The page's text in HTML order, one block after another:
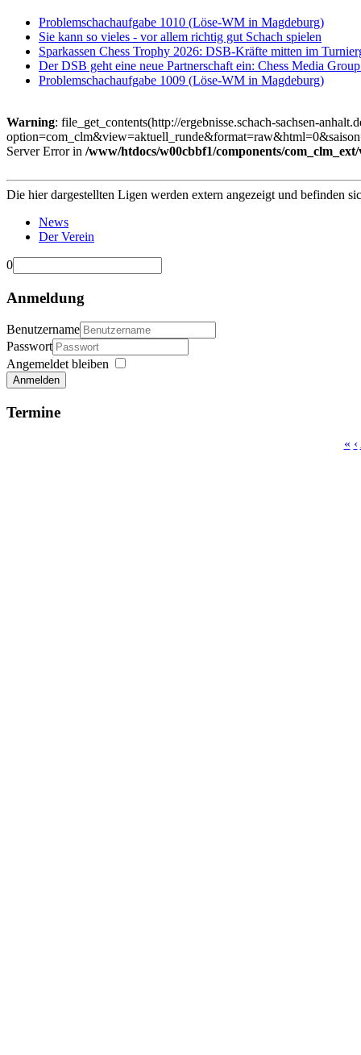
Problemschachaufgabe 1010 (Löse-WM in Magdeburg)
Sie kann so vieles - vor allem richtig gut Schach spielen
Sparkassen Chess Trophy 2026: DSB-Kräfte mitten im
Der DSB geht eine neue Partnerschaft ein: Chess Media
Problemschachaufgabe 1009 (Löse-WM in Magdeburg)
Warning: file_get_contents(http://ergebnisse.schach-sachsen-
Server Error in /www/htdocs/w00cbbf1/components/
Die hier dargestellten Ligen werden extern angezeigt und befinden
News
Der Verein
0
Anmeldung
Benutzername
Passwort
Angemeldet bleiben
Anmelden
Termine
« ‹